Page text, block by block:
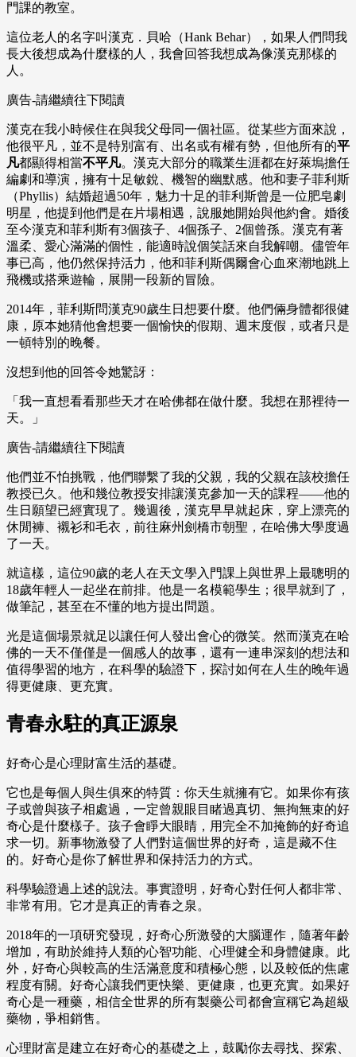
門課的教室。
這位老人的名字叫漢克．貝哈（Hank Behar），如果人們問我
長大後想成為什麼樣的人，我會回答我想成為像漢克那樣的
人。
廣告-請繼續往下閱讀
漢克在我小時候住在與我父母同一個社區。從某些方面來說，
他很平凡，並不是特別富有、出名或有權有勢，但他所有的平
凡都顯得相當不平凡。漢克大部分的職業生涯都在好萊塢擔任
編劇和導演，擁有十足敏銳、機智的幽默感。他和妻子菲利斯
（Phyllis）結婚超過50年，魅力十足的菲利斯曾是一位肥皂劇
明星，他提到他們是在片場相遇，說服她開始與他約會。婚後
至今漢克和菲利斯有3個孩子、4個孫子、2個曾孫。漢克有著
溫柔、愛心滿滿的個性，能適時說個笑話來自我解嘲。儘管年
事已高，他仍然保持活力，他和菲利斯偶爾會心血來潮地跳上
飛機或搭乘遊輪，展開一段新的冒險。
2014年，菲利斯問漢克90歲生日想要什麼。他們倆身體都很健
康，原本她猜他會想要一個愉快的假期、週末度假，或者只是
一頓特別的晚餐。
沒想到他的回答令她驚訝：
「我一直想看看那些天才在哈佛都在做什麼。我想在那裡待一
天。」
廣告-請繼續往下閱讀
他們並不怕挑戰，他們聯繫了我的父親，我的父親在該校擔任
教授已久。他和幾位教授安排讓漢克參加一天的課程——他的
生日願望已經實現了。幾週後，漢克早早就起床，穿上漂亮的
休閒褲、襯衫和毛衣，前往麻州劍橋市朝聖，在哈佛大學度過
了一天。
就這樣，這位90歲的老人在天文學入門課上與世界上最聰明的
18歲年輕人一起坐在前排。他是一名模範學生；很早就到了，
做筆記，甚至在不懂的地方提出問題。
光是這個場景就足以讓任何人發出會心的微笑。然而漢克在哈
佛的一天不僅僅是一個感人的故事，還有一連串深刻的想法和
值得學習的地方，在科學的驗證下，探討如何在人生的晚年過
得更健康、更充實。
青春永駐的真正源泉
好奇心是心理財富生活的基礎。
它也是每個人與生俱來的特質：你天生就擁有它。如果你有孩
子或曾與孩子相處過，一定曾親眼目睹過真切、無拘無束的好
奇心是什麼樣子。孩子會睜大眼睛，用完全不加掩飾的好奇追
求一切。新事物激發了人們對這個世界的好奇，這是藏不住
的。好奇心是你了解世界和保持活力的方式。
科學驗證過上述的說法。事實證明，好奇心對任何人都非常、
非常有用。它才是真正的青春之泉。
2018年的一項研究發現，好奇心所激發的大腦運作，隨著年齡
增加，有助於維持人類的心智功能、心理健全和身體健康。此
外，好奇心與較高的生活滿意度和積極心態，以及較低的焦慮
程度有關。好奇心讓我們更快樂、更健康，也更充實。如果好
奇心是一種藥，相信全世界的所有製藥公司都會宣稱它為超級
藥物，爭相銷售。
心理財富是建立在好奇心的基礎之上，鼓勵你去尋找、探索、